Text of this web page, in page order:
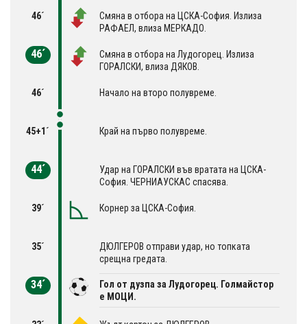
46´
Смяна в отбора на ЦСКА-София. Излиза
РАФАЕЛ, влиза МЕРКАДО.
46´
Смяна в отбора на Лудогорец. Излиза
ГОРАЛСКИ, влиза ДЯКОВ.
46´ Начало на второ полувреме.
45+1´ Край на първо полувреме.
44´
Удар на ГОРАЛСКИ във вратата на ЦСКА-
София. ЧЕРНИАУСКАС спасява.
39´ Корнер за ЦСКА-София.
35´
ДЮЛГЕРОВ отправи удар, но топката
срещна гредата.
34´
Гол от дузпа за Лудогорец. Голмайстор
е МОЦИ.